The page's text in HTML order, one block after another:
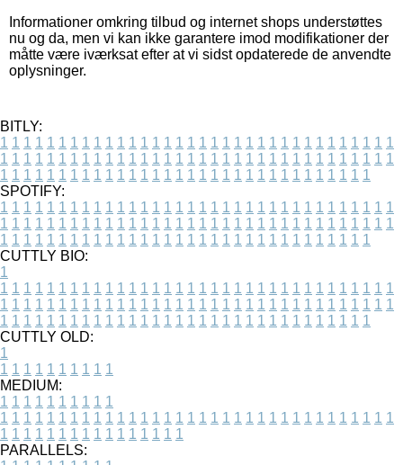
Informationer omkring tilbud og internet shops understøttes
nu og da, men vi kan ikke garantere imod modifikationer der
måtte være iværksat efter at vi sidst opdaterede de anvendte
oplysninger.
BITLY:
1 1 1 1 1 1 1 1 1 1 1 1 1 1 1 1 1 1 1 1 1 1 1 1 1 1 1 1 1 1 1 1 1 1
1 1 1 1 1 1 1 1 1 1 1 1 1 1 1 1 1 1 1 1 1 1 1 1 1 1 1 1 1 1 1 1 1 1
1 1 1 1 1 1 1 1 1 1 1 1 1 1 1 1 1 1 1 1 1 1 1 1 1 1 1 1 1 1 1 1
SPOTIFY:
1 1 1 1 1 1 1 1 1 1 1 1 1 1 1 1 1 1 1 1 1 1 1 1 1 1 1 1 1 1 1 1 1 1
1 1 1 1 1 1 1 1 1 1 1 1 1 1 1 1 1 1 1 1 1 1 1 1 1 1 1 1 1 1 1 1 1 1
1 1 1 1 1 1 1 1 1 1 1 1 1 1 1 1 1 1 1 1 1 1 1 1 1 1 1 1 1 1 1 1
CUTTLY BIO:
1
1 1 1 1 1 1 1 1 1 1 1 1 1 1 1 1 1 1 1 1 1 1 1 1 1 1 1 1 1 1 1 1 1 1
1 1 1 1 1 1 1 1 1 1 1 1 1 1 1 1 1 1 1 1 1 1 1 1 1 1 1 1 1 1 1 1 1 1
1 1 1 1 1 1 1 1 1 1 1 1 1 1 1 1 1 1 1 1 1 1 1 1 1 1 1 1 1 1 1 1
CUTTLY OLD:
1
1 1 1 1 1 1 1 1 1 1
MEDIUM:
1 1 1 1 1 1 1 1 1 1
1 1 1 1 1 1 1 1 1 1 1 1 1 1 1 1 1 1 1 1 1 1 1 1 1 1 1 1 1 1 1 1 1 1
1 1 1 1 1 1 1 1 1 1 1 1 1 1 1 1
PARALLELS: